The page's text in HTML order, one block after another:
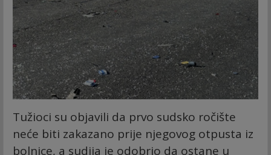
Tužioci su objavili da prvo sudsko ročište
neće biti zakazano prije njegovog otpusta iz
bolnice, a sudija je odobrio da ostane u